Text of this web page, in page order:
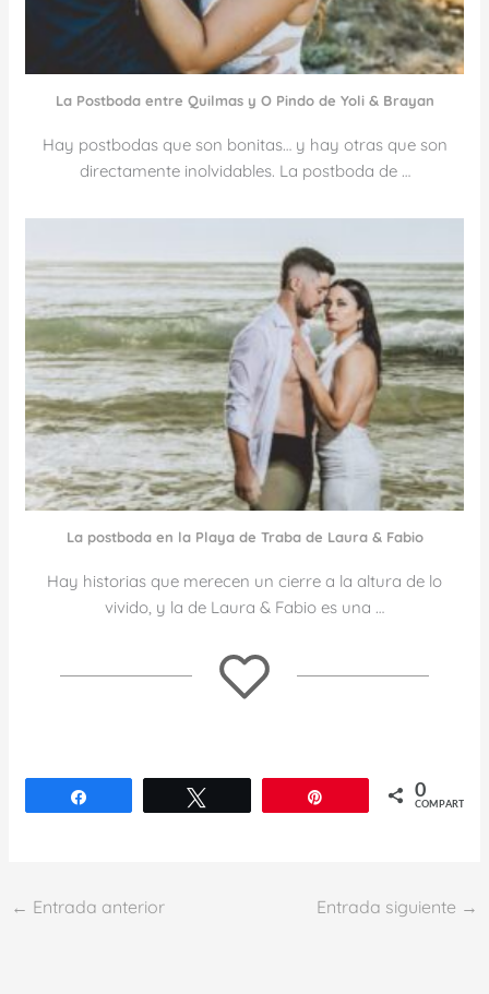
La Postboda entre Quilmas y O Pindo de Yoli & Brayan
Hay postbodas que son bonitas… y hay otras que son
directamente inolvidables. La postboda de …
La postboda en la Playa de Traba de Laura & Fabio
Hay historias que merecen un cierre a la altura de lo
vivido, y la de Laura & Fabio es una …
0
COMPARTIR
← Entrada anterior Entrada siguiente →